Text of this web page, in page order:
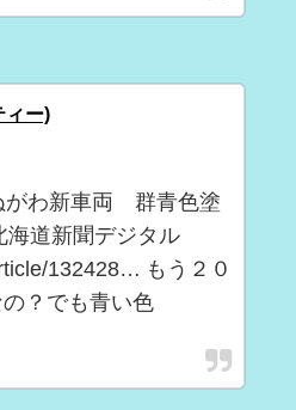
ィー)
がわ新車両 群青色塗
海道新聞デジタル
132428… もう２０
？でも青い色